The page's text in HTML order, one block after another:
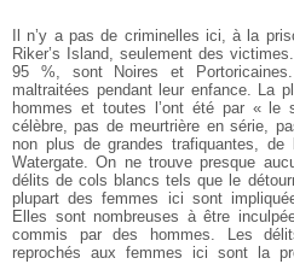
Il n’y a pas de criminelles ici, à la
Riker’s Island, seulement des
95 %, sont Noires et
maltraitées pendant leur enfance. La
hommes et toutes l’ont été par « le
célèbre, pas de meurtrière en série,
non plus de grandes trafiquantes,
Watergate. On ne trouve presque
délits de cols blancs tels que le
plupart des femmes ici sont
Elles sont nombreuses à être
commis par des hommes. Les
reprochés aux femmes ici sont la